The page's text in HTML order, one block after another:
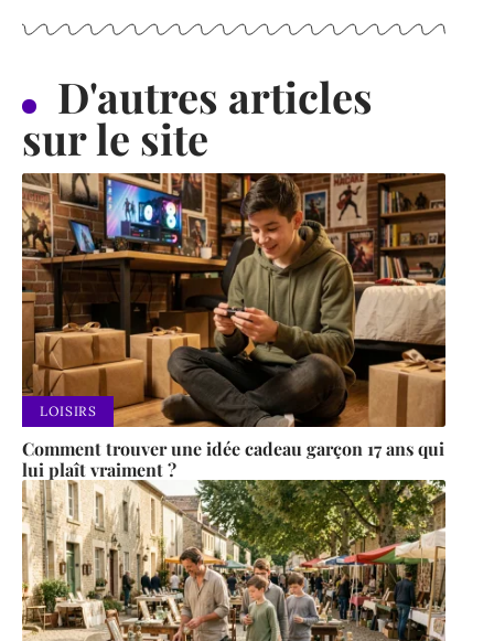
D'autres articles
sur le site
LOISIRS
Comment trouver une idée cadeau garçon 17 ans qui
lui plaît vraiment ?